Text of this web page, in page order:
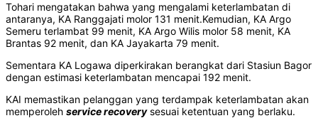
Tohari mengatakan bahwa yang mengalami keterlambatan di
antaranya, KA Ranggajati molor 131 menit.Kemudian, KA Argo
Semeru terlambat 99 menit, KA Argo Wilis molor 58 menit, KA
Brantas 92 menit, dan KA Jayakarta 79 menit.
Sementara KA Logawa diperkirakan berangkat dari Stasiun Bagor
dengan estimasi keterlambatan mencapai 192 menit.
KAI memastikan pelanggan yang terdampak keterlambatan akan
memperoleh service recoverysesuai ketentuan yang berlaku.